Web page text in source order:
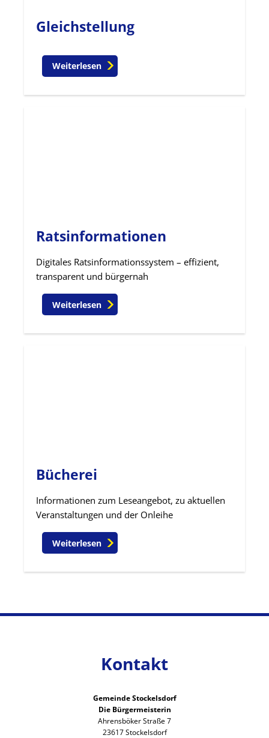
Gleichstellung
Weiterlesen
Ratsinformationen
Digitales Ratsinformationssystem – effizient,
transparent und bürgernah
Weiterlesen
Bücherei
Informationen zum Leseangebot, zu aktuellen
Veranstaltungen und der Onleihe
Weiterlesen
Kontakt
Gemeinde Stockelsdorf
Die Bürgermeisterin
Ahrensböker Straße 7
23617 Stockelsdorf